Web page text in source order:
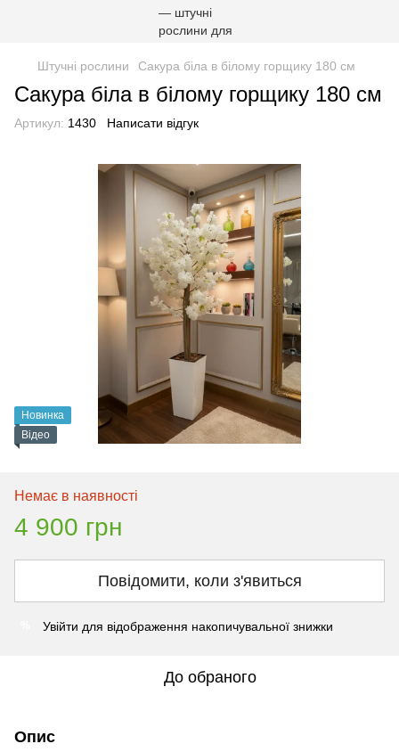
Штучні рослини Сакура біла в білому горщику 180 см
Сакура біла в білому горщику 180 см
Артикул: 1430 Написати відгук
Новинка
Відео
Немає в наявності
4 900 грн
Повідомити, коли з'явиться
Увійти для відображення накопичувальної знижки
До обраного
Опис